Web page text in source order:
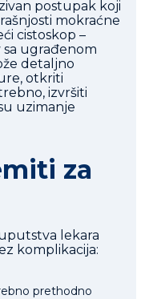
postupak koji
mokraćne
cistoskop –
ugrađenom
detaljno
otkriti
izvršiti
uzimanje
za
lekara
komplikacija:
prethodno